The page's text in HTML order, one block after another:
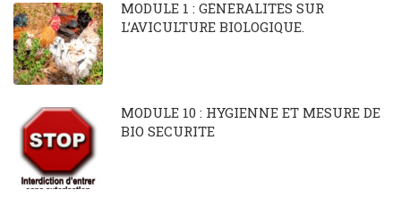
MODULE 1 : GÉNÉRALITÉS SUR
L’AVICULTURE BIOLOGIQUE.
MODULE 10 : HYGIENNE ET MESURE DE
BIO SECURITE